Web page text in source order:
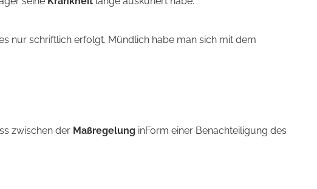
nur schriftlich erfolgt. Mündlich habe man sich mit dem
zwischen der Maßregelung inForm einer Benachteiligung des